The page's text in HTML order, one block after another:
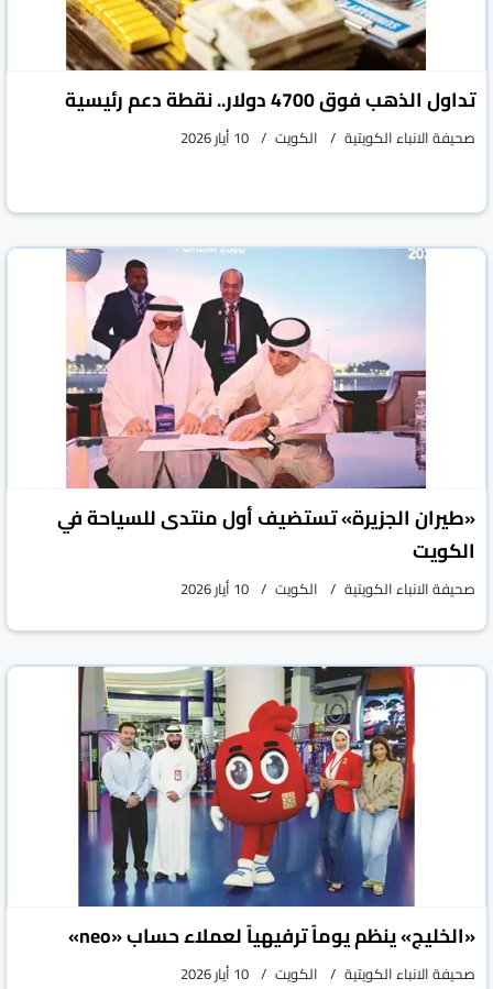
تداول الذهب فوق 4700 دولار.. نقطة دعم رئيسية
صحيفة الانباء الكويتية الكويت 10 أيار 2026
«طيران الجزيرة» تستضيف أول منتدى للسياحة في
الكويت
صحيفة الانباء الكويتية الكويت 10 أيار 2026
«الخليج» ينظم يوماً ترفيهياً لعملاء حساب «neo»
صحيفة الانباء الكويتية الكويت 10 أيار 2026